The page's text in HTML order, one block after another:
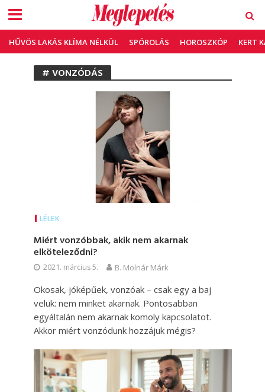
HŰVÖS LAKÁS KLÍMA NÉLKÜL SPÓROLÁS HOROSZKÓP KERT
# VONZÓDÁS
LÉLEK
Miért vonzóbbak, akik nem akarnak
elköteleződni?
2021. március 5. B. Molnár Márk
Okosak, jóképűek, vonzóak – csak egy a baj
velük: nem minket akarnak. Pontosabban
egyáltalán nem akarnak komoly kapcsolatot.
Akkor miért vonzódunk hozzájuk mégis?